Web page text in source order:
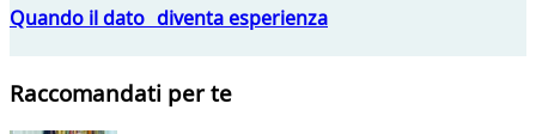
Quando il dato diventa esperienza
Raccomandati per te